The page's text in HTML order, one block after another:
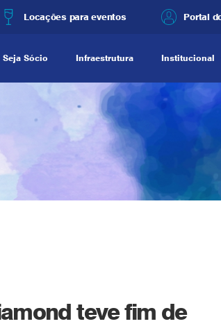
Locações para eventos Portal
Seja Sócio Infraestrutura Institucional
teve fim de